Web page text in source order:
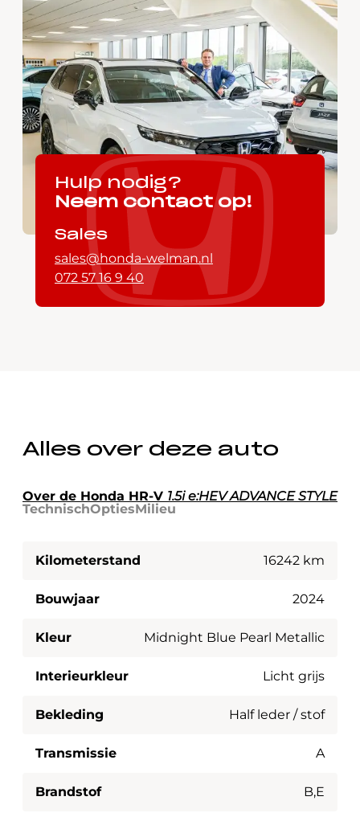
Hulp nodig?
Neem contact op!
Sales
sales@honda-welman.nl
072 57 16 9 40
Alles over deze auto
Over de Honda HR-V 1.5i e:HEV ADVANCE STYLE
TechnischOptiesMilieu
Kilometerstand 16242 km
Bouwjaar 2024
Kleur Midnight Blue Pearl Metallic
Interieurkleur Licht grijs
Bekleding Half leder / stof
Transmissie A
Brandstof B,E